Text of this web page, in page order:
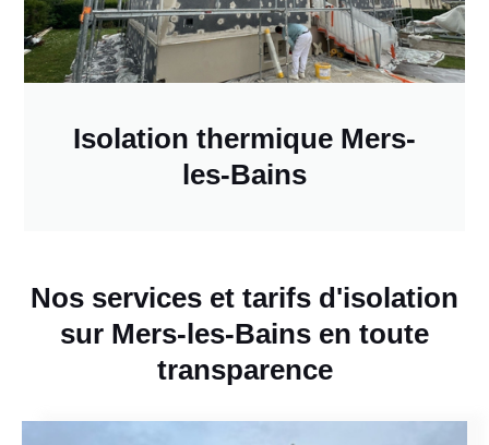
Isolation thermique Mers-
les-Bains
Nos services et tarifs d'isolation
sur Mers-les-Bains en toute
transparence